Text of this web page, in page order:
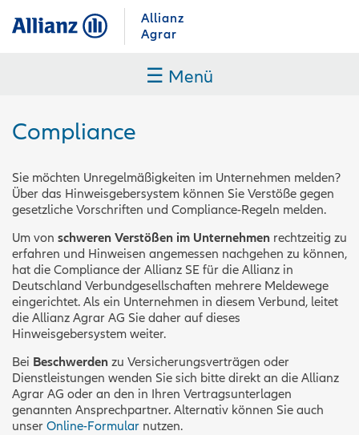
Allianz
Agrar
☰ Menü
Compliance
Sie möchten Unregelmäßigkeiten im Unternehmen melden?
Über das Hinweisgebersystem können Sie Verstöße gegen
gesetzliche Vorschriften und Compliance-Regeln melden.
Um von schweren Verstößen im Unternehmen rechtzeitig zu
erfahren und Hinweisen angemessen nachgehen zu können,
hat die Compliance der Allianz SE für die Allianz in
Deutschland Verbundgesellschaften mehrere Meldewege
eingerichtet. Als ein Unternehmen in diesem Verbund, leitet
die Allianz Agrar AG Sie daher auf dieses
Hinweisgebersystem weiter.
Bei Beschwerden zu Versicherungsverträgen oder
Dienstleistungen wenden Sie sich bitte direkt an die Allianz
Agrar AG oder an den in Ihren Vertragsunterlagen
genannten Ansprechpartner. Alternativ können Sie auch
unser Online-Formular nutzen.